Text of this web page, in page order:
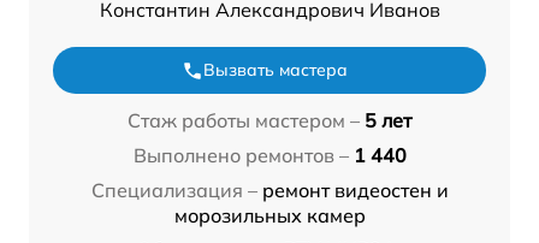
Константин Александрович Иванов
Вызвать мастера
Стаж работы мастером – 5 лет
Выполнено ремонтов – 1 440
Специализация – ремонт видеостен и
морозильных камер